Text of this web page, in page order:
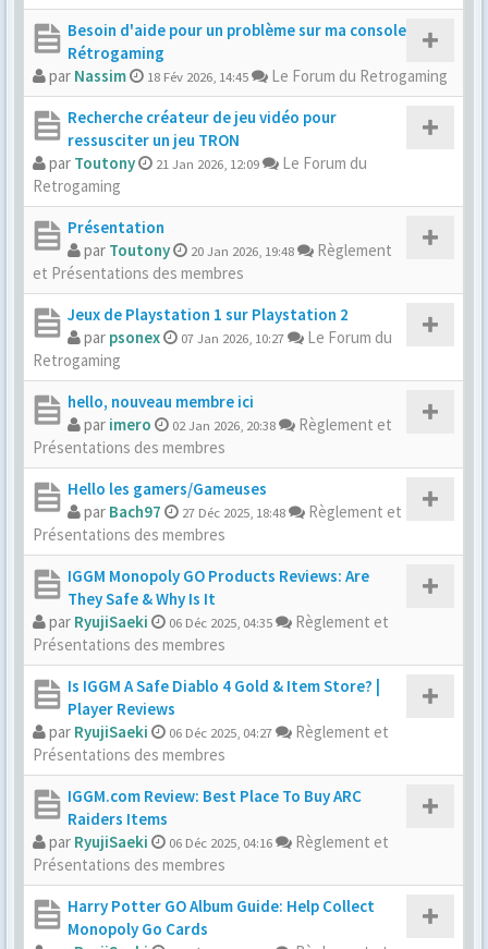
Besoin d'aide pour un problème sur ma console
Rétrogaming
par Nassim 18 Fév 2026, 14:45
Le Forum du Retrogaming
Recherche créateur de jeu vidéo pour
ressusciter un jeu TRON
par Toutony 21 Jan 2026, 12:09
Le Forum du
Retrogaming
Présentation
par Toutony 20 Jan 2026, 19:48
Règlement
et Présentations des membres
Jeux de Playstation 1 sur Playstation 2
par psonex 07 Jan 2026, 10:27
Le Forum du
Retrogaming
hello, nouveau membre ici
par imero 02 Jan 2026, 20:38
Règlement et
Présentations des membres
Hello les gamers/Gameuses
par Bach97 27 Déc 2025, 18:48
Règlement et
Présentations des membres
IGGM Monopoly GO Products Reviews: Are
They Safe & Why Is It
par RyujiSaeki 06 Déc 2025, 04:35
Règlement et
Présentations des membres
Is IGGM A Safe Diablo 4 Gold & Item Store? |
Player Reviews
par RyujiSaeki 06 Déc 2025, 04:27
Règlement et
Présentations des membres
IGGM.com Review: Best Place To Buy ARC
Raiders Items
par RyujiSaeki 06 Déc 2025, 04:16
Règlement et
Présentations des membres
Harry Potter GO Album Guide: Help Collect
Monopoly Go Cards